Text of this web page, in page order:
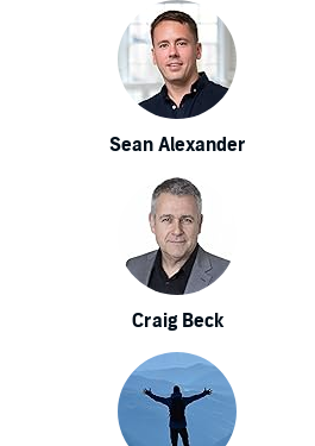
Sean Alexander
Craig Beck